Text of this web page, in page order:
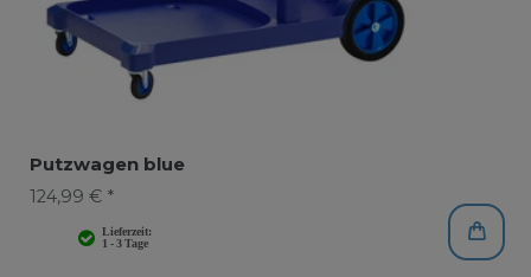
Putzwagen blue
124,99 € *